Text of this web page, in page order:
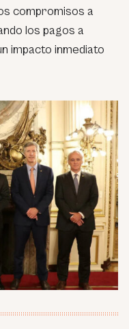
compromisos a
los pagos a
impacto inmediato